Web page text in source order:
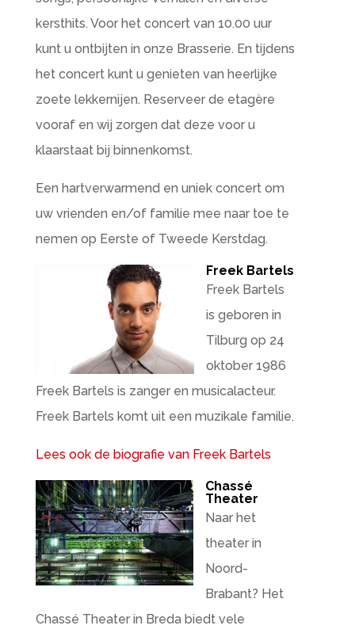
kersthits. Voor het concert van 10.00 uur
kunt u ontbijten in onze Brasserie. En tijdens
het concert kunt u genieten van heerlijke
zoete lekkernijen. Reserveer de etagère
vooraf en wij zorgen dat deze voor u
klaarstaat bij binnenkomst.
Een hartverwarmend en uniek concert om
uw vrienden en/of familie mee naar toe te
nemen op Eerste of Tweede Kerstdag.
Freek Bartels
Freek Bartels
is geboren in
Tilburg op 24
oktober 1986
Freek Bartels is zanger en musicalacteur.
Freek Bartels komt uit een muzikale familie.
Lees ook de biografie van Freek Bartels
Chassé
Theater
Naar het
theater in
Noord-
Brabant? Het
Chassé Theater in Breda biedt vele